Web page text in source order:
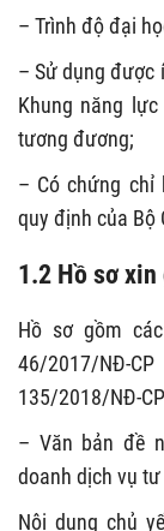
– Trình độ đại
– Sử dụng được
Khung năng
tương đương;
– Có chứng chỉ
quy định của Bộ
1.2 Hồ sơ
Hồ sơ gồm
46/2017/NĐ-
135/2018/NĐ-
– Văn bản đề
doanh dịch vụ
Nội dung chủ